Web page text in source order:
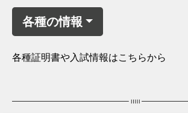
各種の情報
各種証明書や入試情報はこちらから